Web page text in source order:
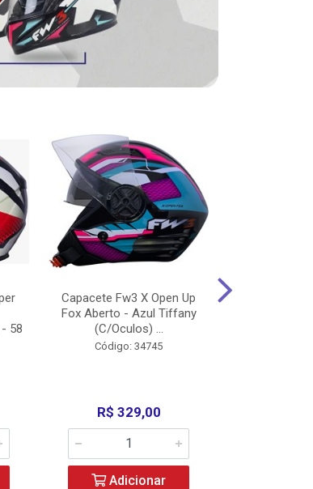
58
Capacete Fw3 X Open Up
Fox Aberto - Azul Tiffany
(C/Oculos) ...
Código: 34745
R$ 329,00
Adicionar